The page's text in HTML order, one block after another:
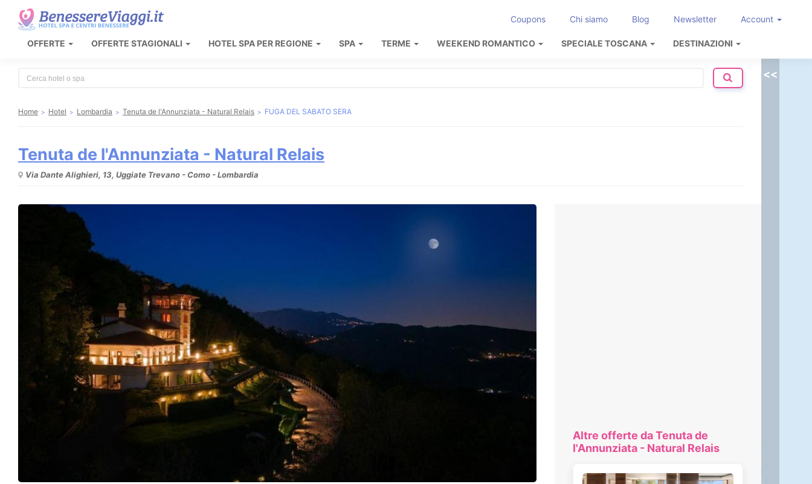
Coupons Chi siamo Blog Newsletter Account
OFFERTE OFFERTE STAGIONALI HOTEL SPA PER REGIONE SPA TERME WEEKEND ROMANTICO SPECIALE TOSCANA DESTINAZIONI
Home Hotel Lombardia Tenuta de l'Annunziata - Natural Relais FUGA DEL SABATO SERA
Tenuta de l'Annunziata - Natural Relais
Via Dante Alighieri, 13, Uggiate Trevano - Como - Lombardia
Altre offerte da Tenuta de
l'Annunziata - Natural Relais
<<